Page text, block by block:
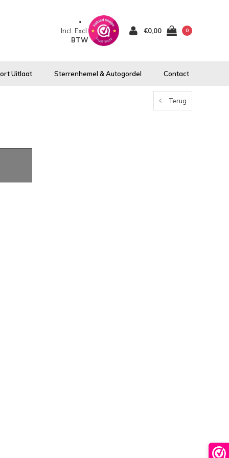
Incl. Excl.
BTW
€0,00 0
Uitlaat Sterrenhemel & Autogordel Contact
Terug